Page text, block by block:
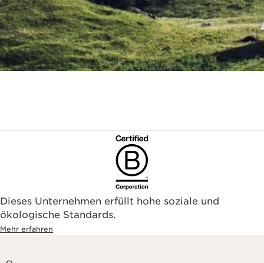
Dieses Unternehmen erfüllt hohe soziale und
ökologische Standards.
Mehr erfahren